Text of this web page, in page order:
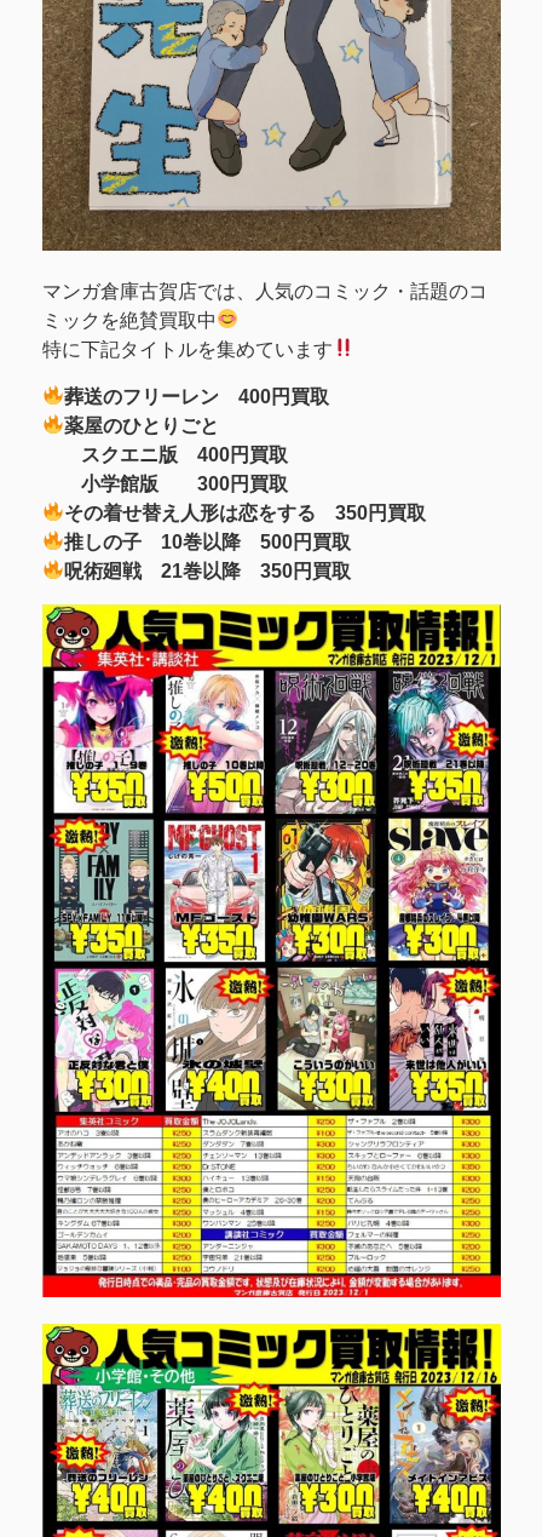
マンガ倉庫古賀店では、人気のコミック・話題のコ
ミックを絶賛買取中
特に下記タイトルを集めています
葬送のフリーレン 400円買取
薬屋のひとりごと
スクエニ版 400円買取
小学館版 300円買取
その着せ替え人形は恋をする 350円買取
推しの子 10巻以降 500円買取
呪術廻戦 21巻以降 350円買取